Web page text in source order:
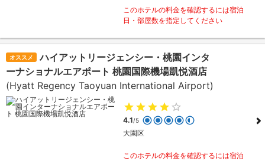
このホテルの料金を確認するには宿泊
日・部屋数を指定してください
オススメ
ハイアットリージェンシー・桃園インタ
ーナショナルエアポート 桃園国際機場凱悦酒店
(Hyatt Regency Taoyuan International Airport)
4.1/5
大園区
このホテルの料金を確認するには宿泊